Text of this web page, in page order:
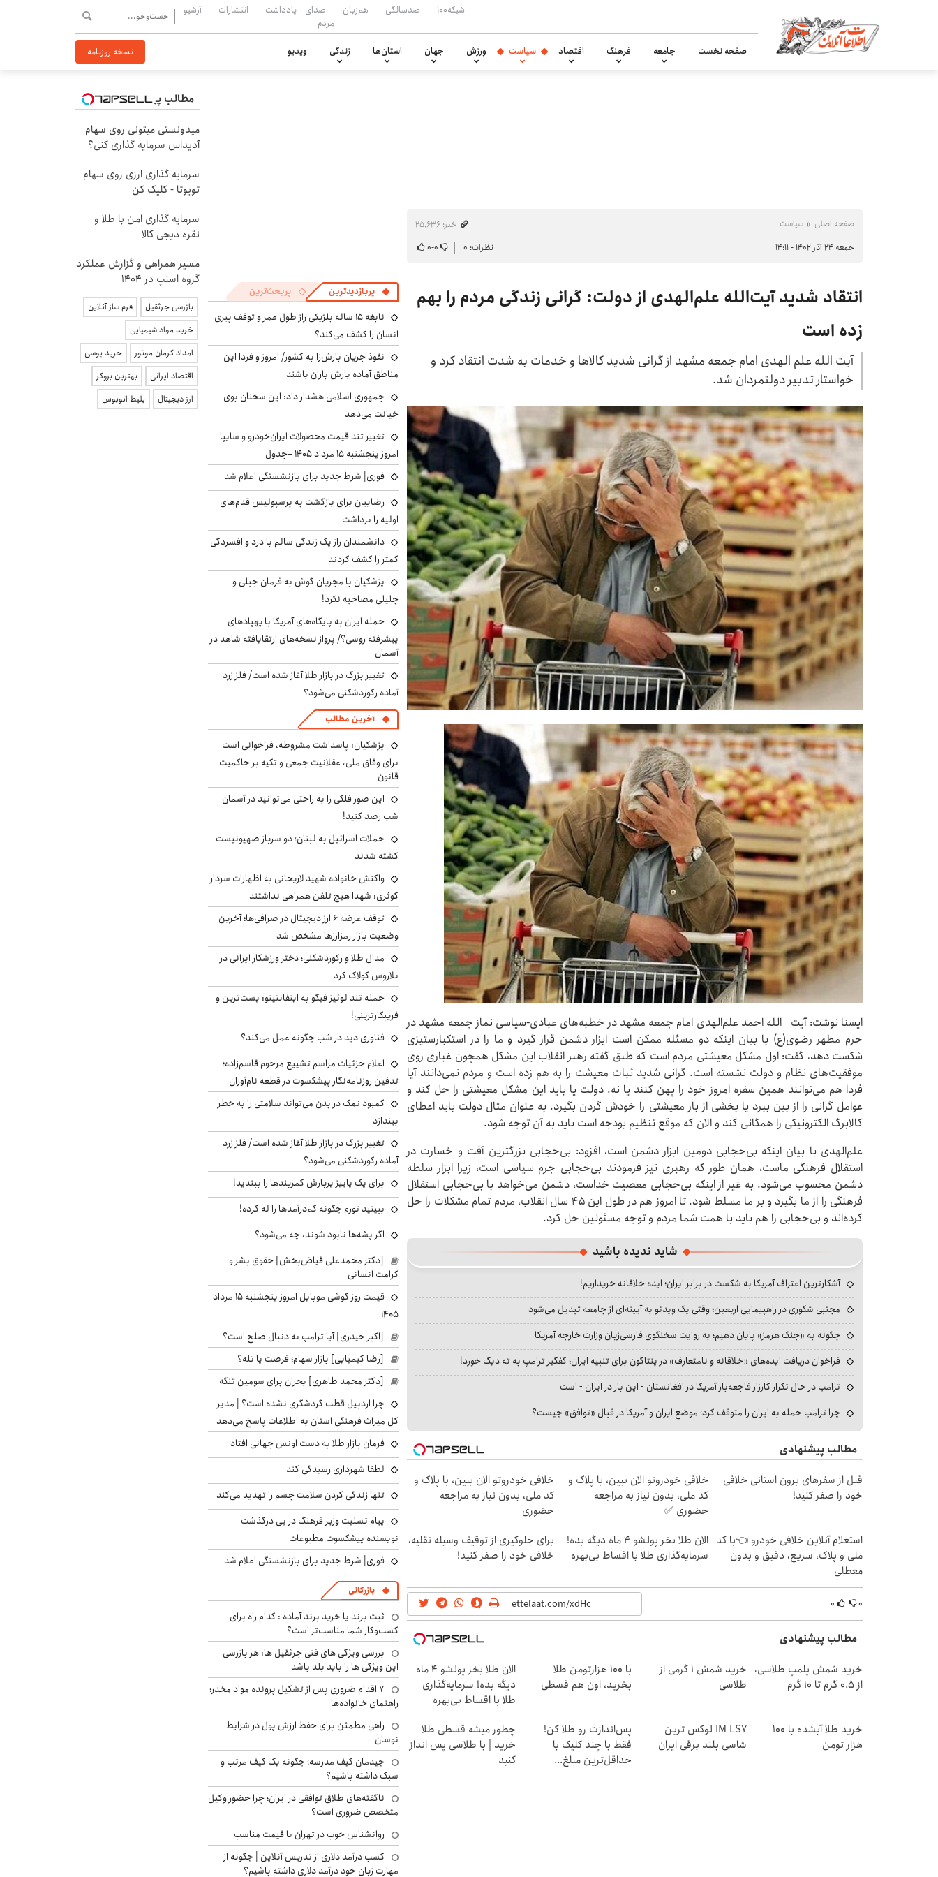
شبکه۱۰۰ صدسالگی هم‌زبان
صدای
مردم
یادداشت انتشارات آرشیو
صفحه نخست جامعه فرهنگ اقتصاد سیاست ورزش جهان استان‌ها زندگی ویدیو نسخه روزنامه
صفحه اصلی سیاست
خبر: ۲۵٬۶۳۶
جمعه ۲۴ آذر ۱۴۰۲ - ۱۴:۱۱
نظرات: ۰ ۰-۰
انتقاد شدید آیت‌الله علم‌الهدی از دولت: گرانی زندگی مردم را بهم
زده است
آیت الله علم الهدی امام جمعه مشهد از گرانی شدید کالاها و خدمات به شدت انتقاد کرد و
خواستار تدبیر دولتمردان شد.
ایسنا نوشت: آیت الله احمد علم‌الهدی امام جمعه مشهد در خطبه‌های عبادی-سیاسی نماز جمعه مشهد در
حرم مطهر رضوی(ع) با بیان اینکه دو مسئله ممکن است ابزار دشمن قرار گیرد و ما را در استکبارستیزی
شکست دهد، گفت: اول مشکل معیشتی مردم است‌ که طبق گفته رهبر انقلاب این مشکل همچون غباری روی
موفقیت‌های نظام و دولت نشسته‌ است. گرانی شدید ثبات معیشت را به هم زده است و مردم نمی‌دانند آیا
فردا هم می‌توانند همین سفره امروز خود را پهن کنند یا نه. دولت یا باید این مشکل معیشتی را حل کند و
عوامل گرانی را از بین ببرد یا بخشی از بار معیشتی را خودش گردن بگیرد. به عنوان مثال دولت باید اعطای
کالابرگ الکترونیکی را همگانی کند و الان که موقع تنظیم بودجه است باید به آن توجه شود.
علم‌الهدی با بیان اینکه بی‌حجابی دومین ابزار دشمن است، افزود: بی‌حجابی بزرگترین آفت و خسارت در
استقلال فرهنگی ماست، همان طور که رهبری نیز فرمودند بی‌حجابی جرم سیاسی است، زیرا ابزار سلطه
دشمن محسوب می‌شود. به غیر از اینکه بی‌حجابی معصیت خداست، دشمن می‌خواهد با بی‌حجابی استقلال
فرهنگی را از ما بگیرد و بر ما مسلط شود. تا امروز هم در طول این ۴۵ سال انقلاب، مردم تمام مشکلات را حل
کرده‌اند و بی‌حجابی را هم باید با همت شما مردم و توجه مسئولین حل کرد.
شاید ندیده باشید
آشکارترین اعتراف آمریکا به شکست در برابر ایران؛ ایده خلاقانه خریداریم!
مجتبی شکوری در راهپیمایی اربعین؛ وقتی یک ویدئو به آیینه‌ای از جامعه تبدیل می‌شود
چگونه به «جنگ هرمز» پایان دهیم؛ به روایت سخنگوی فارسی‌زبان وزارت خارجه آمریکا
فراخوان دریافت ایده‌های «خلاقانه و نامتعارف» در پنتاگون برای تنبیه ایران؛ کفگیر ترامپ به ته دیگ خورد!
ترامپ در حال تکرار کارزار فاجعه‌بار آمریکا در افغانستان - این بار در ایران - است
چرا ترامپ حمله به ایران را متوقف کرد؛ موضع ایران و آمریکا در قبال «توافق» چیست؟
مطالب پیشنهادی
قبل از سفرهای برون استانی خلافی
خود را صفر کنید!
خلافی خودروتو الان ببین، با پلاک و
کد ملی، بدون نیاز به مراجعه
حضوری ✅
خلافی خودروتو الان ببین، با پلاک و
کد ملی، بدون نیاز به مراجعه
حضوری
استعلام آنلاین خلافی خودرو 👈با کد
ملی و پلاک، سریع، دقیق و بدون
معطلی
الان طلا بخر پولشو 4 ماه دیگه بده!
سرمایه‌گذاری طلا با اقساط بی‌بهره
برای جلوگیری از توقیف وسیله نقلیه،
خلافی خود را صفر کنید!
۰ ۰
مطالب پیشنهادی
خرید شمش پلمپ طلاسی،
از ۰.۵ گرم تا ۱۰ گرم
خرید شمش 1 گرمی از
طلاسی
با ۱۰۰ هزارتومن طلا
بخرید، اون هم قسطی
الان طلا بخر پولشو 4 ماه
دیگه بده! سرمایه‌گذاری
طلا با اقساط بی‌بهره
خرید طلا آبشده با 100
هزار تومن
IM LS7 لوکس ترین
شاسی بلند برقی ایران
پس‌اندازت رو طلا کن!
فقط با چند کلیک با
حداقل‌ترین مبلغ...
چطور میشه قسطی طلا
خرید | با طلاسی پس انداز
کنید
پربازدیدترین پربحث‌ترین
نابغه ۱۵ ساله بلژیکی راز طول عمر و توقف پیری
انسان را کشف می‌کند؟
نفوذ جریان بارش‌زا به کشور/ امروز و فردا این
مناطق آماده بارش باران باشند
جمهوری اسلامی هشدار داد: این سخنان بوی
خیانت می‌دهد
تغییر تند قیمت محصولات ایران‌خودرو و سایپا
امروز پنجشنبه ۱۵ مرداد ۱۴۰۵ +جدول
فوری| شرط جدید برای بازنشستگی اعلام شد
رضاییان برای بازگشت به پرسپولیس قدم‌های
اولیه را برداشت
دانشمندان راز یک زندگی سالم با درد و افسردگی
کمتر را کشف کردند
پزشکیان با مجریان گوش به فرمان جبلی و
جلیلی مصاحبه نکرد!
حمله ایران به پایگاه‌های آمریکا با پهپادهای
پیشرفته روسی؟/ پرواز نسخه‌های ارتقایافته شاهد در
آسمان
تغییر بزرگ در بازار طلا آغاز شده است/ فلز زرد
آماده رکوردشکنی می‌شود؟
آخرین مطالب
پزشکیان: پاسداشت مشروطه، فراخوانی است
برای وفاق ملی، عقلانیت جمعی و تکیه بر حاکمیت
قانون
این صور فلکی را به راحتی می‌توانید در آسمان
شب رصد کنید!
حملات اسرائیل به لبنان؛ دو سرباز صهیونیست
کشته شدند
واکنش خانواده شهید لاریجانی به اظهارات سردار
کوثری: شهدا هیچ تلفن همراهی نداشتند
توقف عرضه ۶ ارز دیجیتال در صرافی‌ها؛ آخرین
وضعیت بازار رمزارزها مشخص شد
مدال طلا و رکوردشکنی؛ دختر ورزشکار ایرانی در
بلاروس کولاک کرد
حمله تند لوئیز فیگو به اینفانتینو: پست‌ترین و
فریبکارترینی!
فناوری دید در شب چگونه عمل می‌کند؟
اعلام جزئیات مراسم تشییع مرحوم قاسم‌زاده؛
تدفین روزنامه‌نگار پیشکسوت در قطعه نام‌آوران
کمبود نمک در بدن می‌تواند سلامتی را به خطر
بیندازد
تغییر بزرگ در بازار طلا آغاز شده است/ فلز زرد
آماده رکوردشکنی می‌شود؟
برای یک پاییز پربارش کمربندها را ببندید!
ببینید تورم چگونه کم‌درآمدها را له کرده!
اگر پشه‌ها نابود شوند، چه می‌شود؟
[دکتر محمدعلی فیاض‌بخش] حقوق بشر و
کرامت انسانی
قیمت روز گوشی موبایل امروز پنجشنبه ۱۵ مرداد
۱۴۰۵
[اکبر حیدری] آیا ترامپ به دنبال صلح است؟
[رضا کیمیایی] بازار سهام؛ فرصت یا تله؟
[دکتر محمد طاهری] بحران برای سومین تنگه
چرا اردبیل قطب گردشگری نشده است؟ | مدیر
کل میراث فرهنگی استان به اطلاعات پاسخ می‌دهد
فرمان بازار طلا به دست اونس جهانی افتاد
لطفا شهرداری رسیدگی کند
تنها زندگی کردن سلامت جسم را تهدید می‌کند
پیام تسلیت وزیر فرهنگ در پی درگذشت
نویسنده پیشکسوت مطبوعات
فوری| شرط جدید برای بازنشستگی اعلام شد
بازرگانی
ثبت برند یا خرید برند آماده : کدام راه برای
کسب‌وکار شما مناسب‌تر است؟
بررسی ویژگی های فنی جرثقیل ها: هر بازرسی
این ویژگی ها را باید بلد باشد
۷ اقدام ضروری پس از تشکیل پرونده مواد مخدر؛
راهنمای خانواده‌ها
راهی مطمئن برای حفظ ارزش پول در شرایط
نوسان
چیدمان کیف مدرسه؛ چگونه یک کیف مرتب و
سبک داشته باشیم؟
ناگفته‌های طلاق توافقی در ایران؛ چرا حضور وکیل
متخصص ضروری است؟
روانشناس خوب در تهران با قیمت مناسب
کسب درآمد دلاری از تدریس آنلاین | چگونه از
مهارت زبان خود درآمد دلاری داشته باشیم؟
مطالب پیشنهادی
میدونستی میتونی روی سهام
آدیداس سرمایه گذاری کنی؟
سرمایه گذاری ارزی روی سهام
تویوتا - کلیک کن
سرمایه گذاری امن با طلا و
نقره دیجی کالا
مسیر همراهی و گزارش عملکرد
گروه اسنپ در ۱۴۰۴
بازرسی جرثقیل
فرم ساز آنلاین
خرید مواد شیمیایی
امداد کرمان موتور
خرید یوسی
اقتصاد ایرانی
بهترین بروکر
ارز دیجیتال
بلیط اتوبوس